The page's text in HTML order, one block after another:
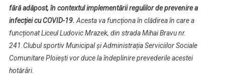
Situatii
De
fără adăpost, în contextul implementării regulilor de prevenire a
infecției cu COVID-19. Acesta va funcționa în clădirea în care a
funcționat Liceul Ludovic Mrazek, din strada Mihai Bravu nr.
241.Clubul sportiv Municipal și Administrația Serviciilor Sociale
Comunitare Ploiești vor duce la îndeplinire prevederile acestei
hotărâri.